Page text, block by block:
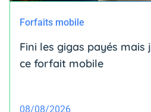
Forfaits mobile
Fini les gigas payés mais
ce forfait mobile
08/08/2026